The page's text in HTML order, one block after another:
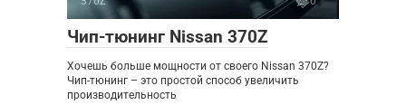
Чип-тюнинг Nissan 370Z
Хочешь больше мощности от своего Nissan 370Z?
Чип-тюнинг – это простой способ увеличить
производительность